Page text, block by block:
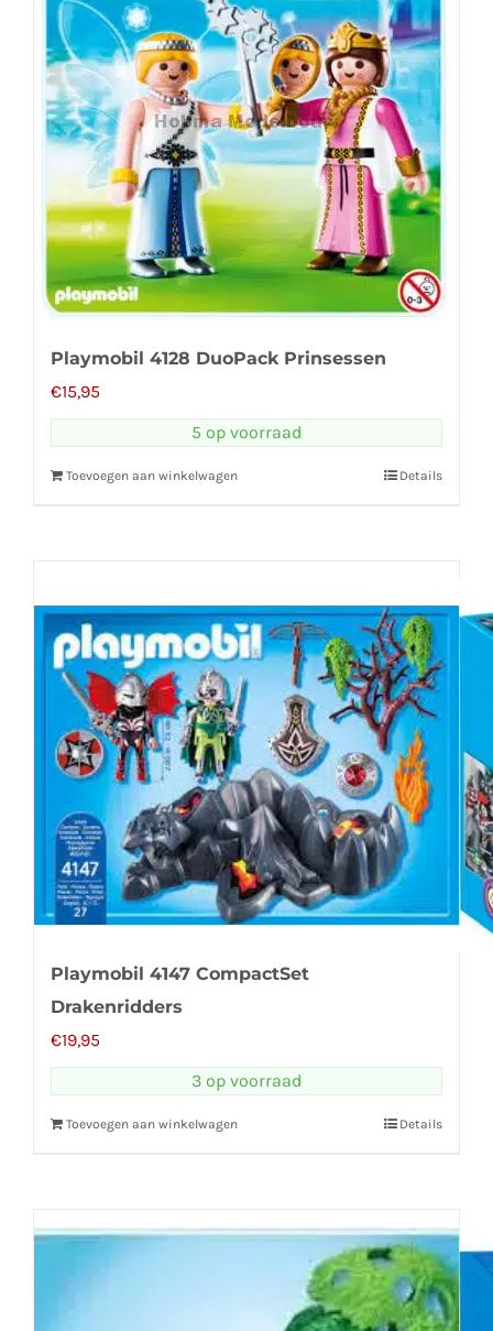
Playmobil 4128 DuoPack Prinsessen
€15,95
5 op voorraad
Toevoegen aan winkelwagen Details
Playmobil 4147 CompactSet
Drakenridders
€19,95
3 op voorraad
Toevoegen aan winkelwagen Details